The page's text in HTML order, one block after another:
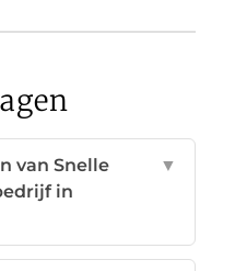
van Snelle
in
▼